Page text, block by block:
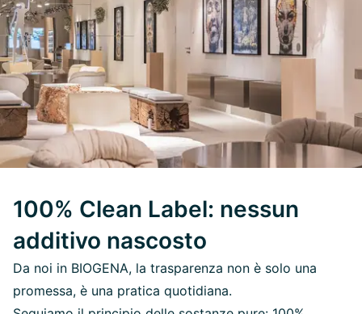
100% Clean Label: nessun
additivo nascosto
Da noi in BIOGENA, la trasparenza non è solo una
promessa, è una pratica quotidiana.